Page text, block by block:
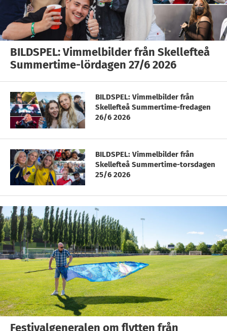
BILDSPEL: Vimmelbilder från Skellefteå
Summertime-lördagen 27/6 2026
BILDSPEL: Vimmelbilder från
Skellefteå Summertime-fredagen
26/6 2026
BILDSPEL: Vimmelbilder från
Skellefteå Summertime-torsdagen
25/6 2026
Festivalgeneralen om flytten från